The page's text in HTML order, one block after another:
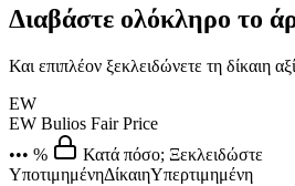
Διαβάστε ολόκληρο το
Και επιπλέον ξεκλειδώνετε τη δίκαιη
EW
EW Bulios Fair Price
••• %
Κατά πόσο; Ξεκλειδώστε
ΥποτιμημένηΔίκαιηΥπερτιμημένη